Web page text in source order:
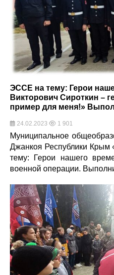
ЭССЕ на тему: Герои
Викторович Сироткин –
пример для меня!»
24.02.2023 1 901
Муниципальное
Джанкоя Республики
тему: Герои нашего
военной операции.